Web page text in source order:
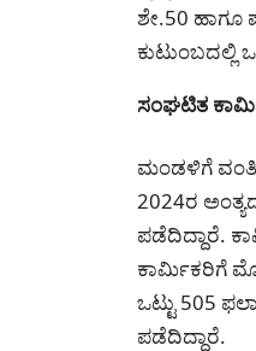
ಶೇ.50 ಹಾಗೂ
ಕುಟುಂಬದಲ್ಲಿ
ಸಂಘಟಿತ
ಮಂಡಳಿಗೆ
2024ರ
ಪಡೆದಿದ್ದಾರೆ.
ಕಾರ್ಮಿಕರಿಗೆ
ಒಟ್ಟು 505
ಪಡೆದಿದ್ದಾರೆ.